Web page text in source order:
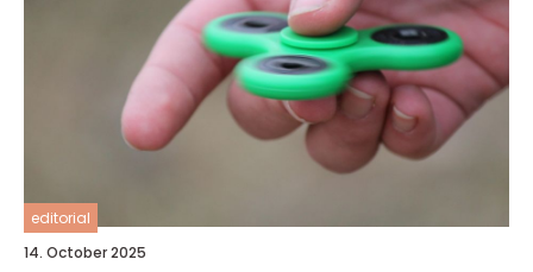
editorial
14. October 2025